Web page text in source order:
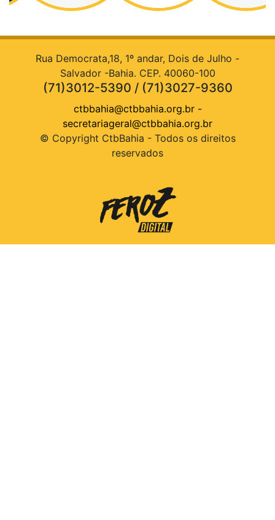
Rua Democrata,18, 1º andar, Dois de Julho -
Salvador -Bahia. CEP. 40060-100
(71)3012-5390 / (71)3027-9360
ctbbahia@ctbbahia.org.br-
secretariageral@ctbbahia.org.br
© Copyright CtbBahia - Todos os direitos
reservados